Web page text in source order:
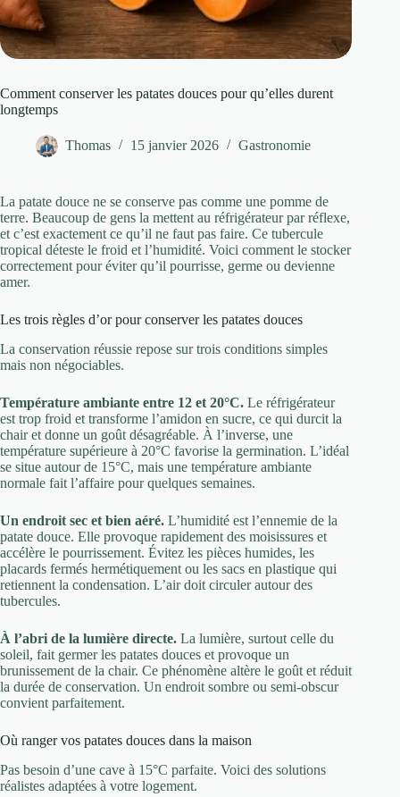
Comment conserver les patates douces pour qu’elles durent
longtemps
Thomas 15 janvier 2026 Gastronomie
La patate douce ne se conserve pas comme une pomme de
terre. Beaucoup de gens la mettent au réfrigérateur par réflexe,
et c’est exactement ce qu’il ne faut pas faire. Ce tubercule
tropical déteste le froid et l’humidité. Voici comment le stocker
correctement pour éviter qu’il pourrisse, germe ou devienne
amer.
Les trois règles d’or pour conserver les patates douces
La conservation réussie repose sur trois conditions simples
mais non négociables.
Température ambiante entre 12 et 20°C. Le réfrigérateur
est trop froid et transforme l’amidon en sucre, ce qui durcit la
chair et donne un goût désagréable. À l’inverse, une
température supérieure à 20°C favorise la germination. L’idéal
se situe autour de 15°C, mais une température ambiante
normale fait l’affaire pour quelques semaines.
Un endroit sec et bien aéré. L’humidité est l’ennemie de la
patate douce. Elle provoque rapidement des moisissures et
accélère le pourrissement. Évitez les pièces humides, les
placards fermés hermétiquement ou les sacs en plastique qui
retiennent la condensation. L’air doit circuler autour des
tubercules.
À l’abri de la lumière directe. La lumière, surtout celle du
soleil, fait germer les patates douces et provoque un
brunissement de la chair. Ce phénomène altère le goût et réduit
la durée de conservation. Un endroit sombre ou semi-obscur
convient parfaitement.
Où ranger vos patates douces dans la maison
Pas besoin d’une cave à 15°C parfaite. Voici des solutions
réalistes adaptées à votre logement.